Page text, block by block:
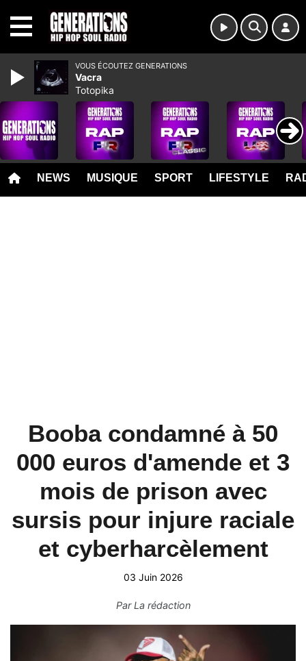
NEWS MUSIQUE SPORT LIFESTYLE
Booba condamné à 50
000 euros d'amende et 3
mois de prison avec
sursis pour injure raciale
et cyberharcèlement
03 Juin 2026
ParLa rédaction
VOUS ÉCOUTEZ GENERATIONS
Vacra
Totopika